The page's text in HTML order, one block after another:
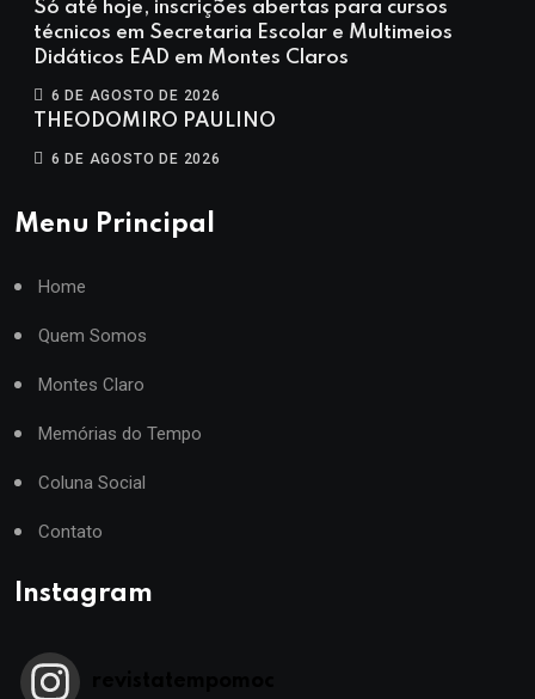
Só até hoje, inscrições abertas para cursos
técnicos em Secretaria Escolar e Multimeios
Didáticos EAD em Montes Claros
6 DE AGOSTO DE 2026
THEODOMIRO PAULINO
6 DE AGOSTO DE 2026
Menu Principal
Home
Quem Somos
Montes Claro
Memórias do Tempo
Coluna Social
Contato
Instagram